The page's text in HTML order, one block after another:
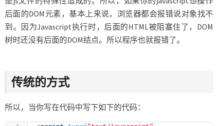
后面的DOM元素，基本上来说，浏览器都会报错说对象找不
到。因为Javascript执行时，后面的HTML被阻塞住了，DOM
树时还没有后面的DOM结点。所以程序也就报错了。
传统的方式
所以，当你写在代码中写下如下的代码：